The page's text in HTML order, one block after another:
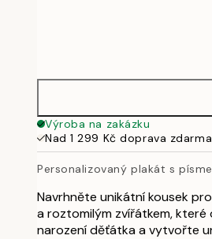
50x70 cm
Výroba na zakázku
Nad 1 299 Kč doprava
Personalizovaný plakát s
Navrhněte unikátní kousek
a roztomilým zvířátkem,
narození děťátka a vytvořte